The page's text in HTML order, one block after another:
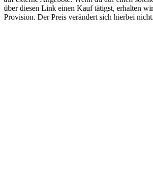
über diesen Link einen Kauf tätigst, erhalten
Provision. Der Preis verändert sich hierbei nicht.